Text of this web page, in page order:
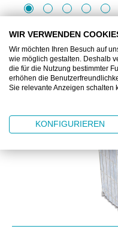
Produktgalerie
Unsere
WIR VERWENDEN
Wir möchten Ihren Besuch auf
wie möglich gestalten. Deshalb
die für die Nutzung bestimmter
erhöhen die
Sie relevante Anzeigen schalten
KONFIGURIEREN